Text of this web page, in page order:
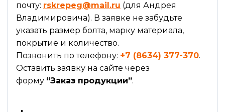
почту: rskrepeg@mail.ru (для Андрея
Владимировича). В заявке не забудьте
указать размер болта, марку материала,
покрытие и количество.
Позвонить по телефону: +7 (8634) 377-370.
Оставить заявку на сайте через
форму “Заказ продукции”.